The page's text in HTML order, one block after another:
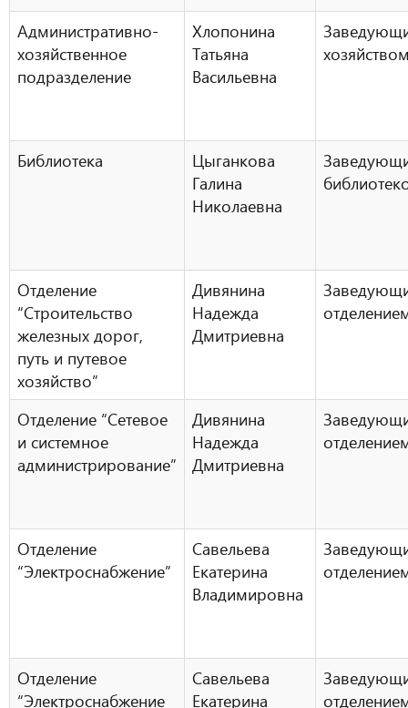
Административно-
хозяйственное
подразделение
Хлопонина
Татьяна
Васильевна
Библиотека
Цыганкова
Галина
Николаевна
Отделение
“Строительство
железных дорог,
путь и путевое
хозяйство”
Дивянина
Надежда
Дмитриевна
Отделение “Сетевое
и системное
администрирование”
Дивянина
Надежда
Дмитриевна
Отделение
“Электроснабжение”
Савельева
Екатерина
Владимировна
Отделение
“Электроснабжение
Савельева
Екатерина